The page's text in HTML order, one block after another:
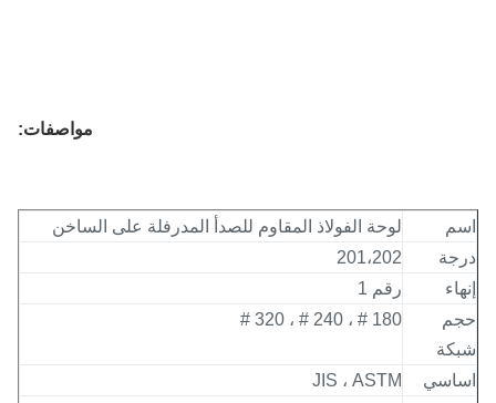
مواصفات:
لوحة الفولاذ المقاوم للصدأ المدرفلة على الساخن
201،202
JIS ، ASTM